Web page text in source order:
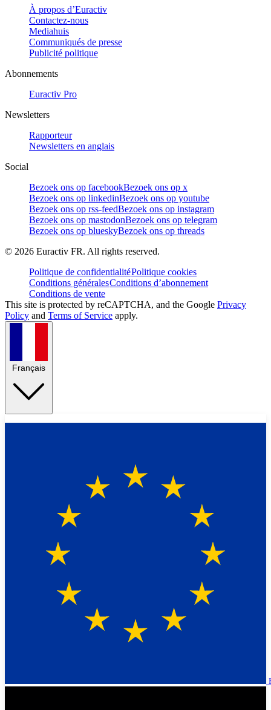
À propos d’Euractiv
Contactez-nous
Mediahuis
Communiqués de presse
Publicité politique
Abonnements
Euractiv Pro
Newsletters
Rapporteur
Newsletters en anglais
Social
Bezoek ons op facebookBezoek ons op x
Bezoek ons op linkedinBezoek ons op youtube
Bezoek ons op rss-feedBezoek ons op instagram
Bezoek ons op mastodonBezoek ons op telegram
Bezoek ons op blueskyBezoek ons op threads
© 2026 Euractiv FR. All rights reserved.
Politique de confidentialitéPolitique cookies
Conditions généralesConditions d’abonnement
Conditions de vente
This site is protected by reCAPTCHA, and the Google Privacy
Policy and Terms of Service apply.
Français